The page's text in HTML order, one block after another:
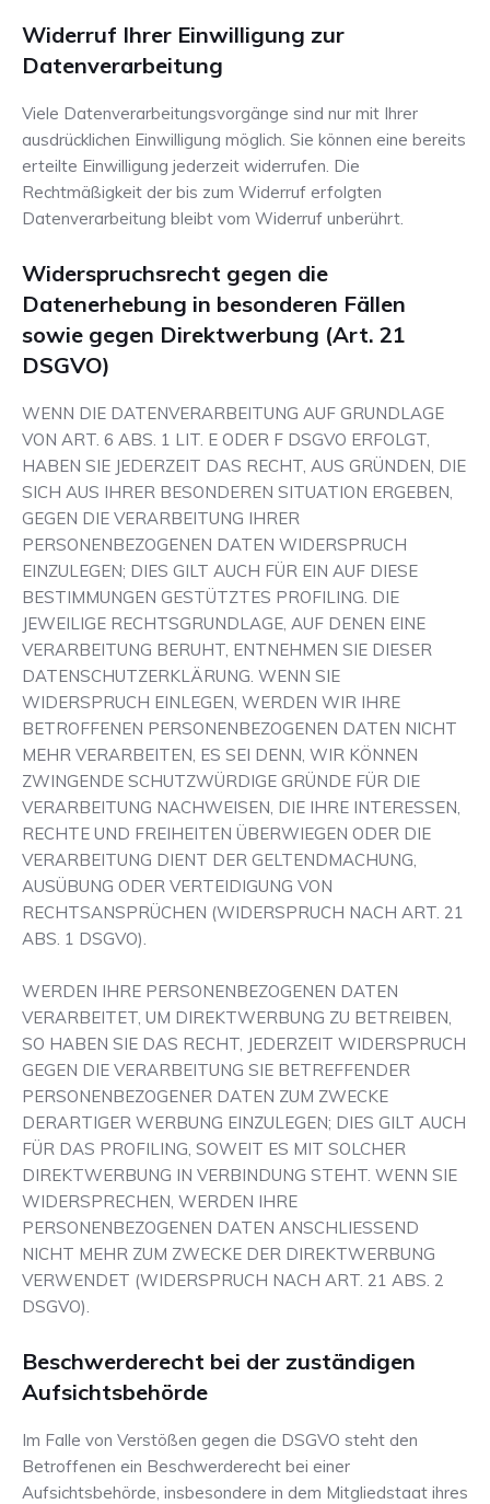
Widerruf Ihrer Einwilligung zur
Datenverarbeitung
Viele Datenverarbeitungsvorgänge sind nur mit Ihrer
ausdrücklichen Einwilligung möglich. Sie können eine bereits
erteilte Einwilligung jederzeit widerrufen. Die
Rechtmäßigkeit der bis zum Widerruf erfolgten
Datenverarbeitung bleibt vom Widerruf unberührt.
Widerspruchsrecht gegen die
Datenerhebung in besonderen Fällen
sowie gegen Direktwerbung (Art. 21
DSGVO)
WENN DIE DATENVERARBEITUNG AUF GRUNDLAGE
VON ART. 6 ABS. 1 LIT. E ODER F DSGVO ERFOLGT,
HABEN SIE JEDERZEIT DAS RECHT, AUS GRÜNDEN, DIE
SICH AUS IHRER BESONDEREN SITUATION ERGEBEN,
GEGEN DIE VERARBEITUNG IHRER
PERSONENBEZOGENEN DATEN WIDERSPRUCH
EINZULEGEN; DIES GILT AUCH FÜR EIN AUF DIESE
BESTIMMUNGEN GESTÜTZTES PROFILING. DIE
JEWEILIGE RECHTSGRUNDLAGE, AUF DENEN EINE
VERARBEITUNG BERUHT, ENTNEHMEN SIE DIESER
DATENSCHUTZERKLÄRUNG. WENN SIE
WIDERSPRUCH EINLEGEN, WERDEN WIR IHRE
BETROFFENEN PERSONENBEZOGENEN DATEN NICHT
MEHR VERARBEITEN, ES SEI DENN, WIR KÖNNEN
ZWINGENDE SCHUTZWÜRDIGE GRÜNDE FÜR DIE
VERARBEITUNG NACHWEISEN, DIE IHRE INTERESSEN,
RECHTE UND FREIHEITEN ÜBERWIEGEN ODER DIE
VERARBEITUNG DIENT DER GELTENDMACHUNG,
AUSÜBUNG ODER VERTEIDIGUNG VON
RECHTSANSPRÜCHEN (WIDERSPRUCH NACH ART. 21
ABS. 1 DSGVO).
WERDEN IHRE PERSONENBEZOGENEN DATEN
VERARBEITET, UM DIREKTWERBUNG ZU BETREIBEN,
SO HABEN SIE DAS RECHT, JEDERZEIT WIDERSPRUCH
GEGEN DIE VERARBEITUNG SIE BETREFFENDER
PERSONENBEZOGENER DATEN ZUM ZWECKE
DERARTIGER WERBUNG EINZULEGEN; DIES GILT AUCH
FÜR DAS PROFILING, SOWEIT ES MIT SOLCHER
DIREKTWERBUNG IN VERBINDUNG STEHT. WENN SIE
WIDERSPRECHEN, WERDEN IHRE
PERSONENBEZOGENEN DATEN ANSCHLIESSEND
NICHT MEHR ZUM ZWECKE DER DIREKTWERBUNG
VERWENDET (WIDERSPRUCH NACH ART. 21 ABS. 2
DSGVO).
Beschwerde­recht bei der zuständigen
Aufsichts­behörde
Im Falle von Verstößen gegen die DSGVO steht den
Betroffenen ein Beschwerderecht bei einer
Aufsichtsbehörde, insbesondere in dem Mitgliedstaat ihres